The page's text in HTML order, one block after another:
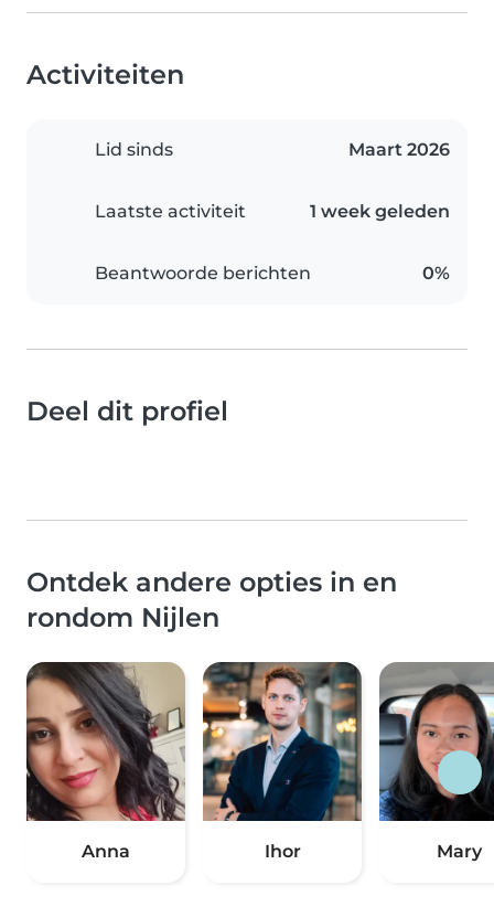
Activiteiten
Lid sinds Maart 2026
Laatste activiteit 1 week geleden
Beantwoorde berichten 0%
Deel dit profiel
Ontdek andere opties in en
rondom Nijlen
Anna Ihor Mary